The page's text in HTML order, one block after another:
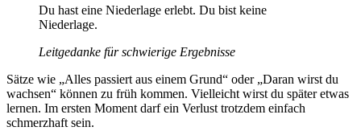
Du hast eine Niederlage erlebt. Du bist keine
Niederlage.
Leitgedanke für schwierige Ergebnisse
Sätze wie „Alles passiert aus einem Grund“ oder „Daran wirst du
wachsen“ können zu früh kommen. Vielleicht wirst du später etwas
lernen. Im ersten Moment darf ein Verlust trotzdem einfach
schmerzhaft sein.